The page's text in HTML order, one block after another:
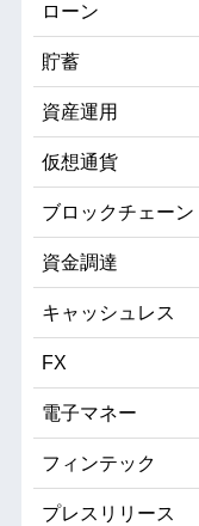
ローン
貯蓄
資産運用
仮想通貨
ブロックチェーン
資金調達
キャッシュレス
FX
電子マネー
フィンテック
プレスリリース